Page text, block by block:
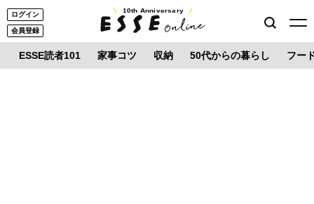
ログイン
会員登録
10th Anniversary
ESSE読者101 家事コツ 収納 50代からの暮らし フー